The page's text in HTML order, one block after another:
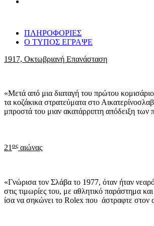
ΠΛΗΡΟΦΟΡΙΕΣ
Ο ΤΥΠΟΣ ΕΓΡΑΨΕ
1917, Οκτωβριανή Επανάσταση
«Μετά από μια διαταγή του πρώτου
τα κοζάκικα στρατεύματα στο
μπροστά του μιαν ακατάρριπτη απόδειξη
21ος αιώνας
«Γνώρισα τον Σλάβα το 1977, όταν ήταν
στις τιμωρίες του, με αθλητικό παράστημα
ίσα να σηκώνει το Rolex που άστραφτε στον